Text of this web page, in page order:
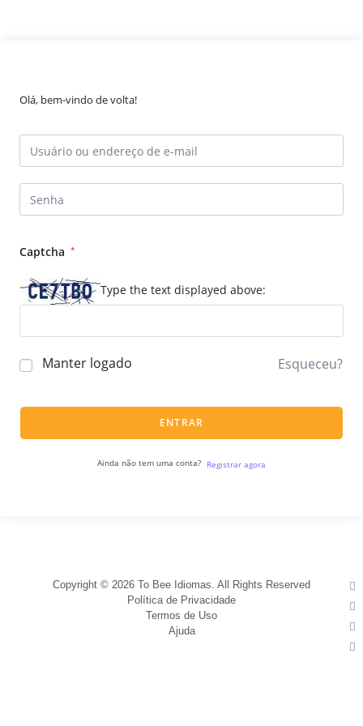
Olá, bem-vindo de volta!
Captcha *
Type the text displayed above:
Manter logado Esqueceu?
ENTRAR
Ainda não tem uma conta? Registrar agora
Copyright © 2026 To Bee Idiomas. All Rights Reserved
Política de Privacidade
Termos de Uso
Ajuda